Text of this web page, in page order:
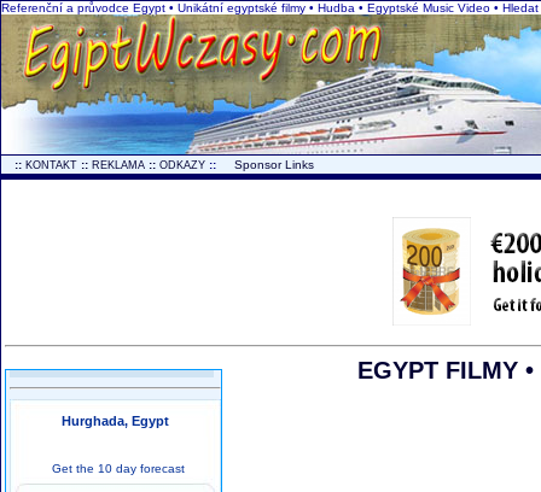
Referenční a průvodce Egypt • Unikátní egyptské filmy • Hudba • Egyptské Music Video •
:: KONTAKT :: REKLAMA :: ODKAZY :: Sponsor Links
Hurghada, Egypt
Get the 10 day forecast
EGYPT FILMY